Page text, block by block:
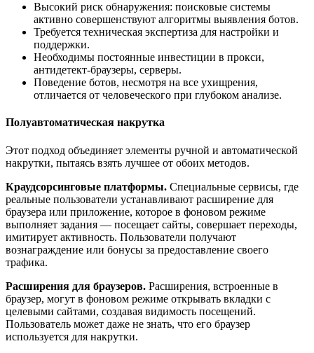
Высокий риск обнаружения: поисковые системы
активно совершенствуют алгоритмы выявления ботов.
Требуется техническая экспертиза для настройки и
поддержки.
Необходимы постоянные инвестиции в прокси,
антидетект-браузеры, серверы.
Поведение ботов, несмотря на все ухищрения,
отличается от человеческого при глубоком анализе.
Полуавтоматическая накрутка
Этот подход объединяет элементы ручной и автоматической
накрутки, пытаясь взять лучшее от обоих методов.
Краудсорсинговые платформы. Специальные сервисы, где
реальные пользователи устанавливают расширение для
браузера или приложение, которое в фоновом режиме
выполняет задания — посещает сайты, совершает переходы,
имитирует активность. Пользователи получают
вознаграждение или бонусы за предоставление своего
трафика.
Расширения для браузеров. Расширения, встроенные в
браузер, могут в фоновом режиме открывать вкладки с
целевыми сайтами, создавая видимость посещений.
Пользователь может даже не знать, что его браузер
используется для накрутки.